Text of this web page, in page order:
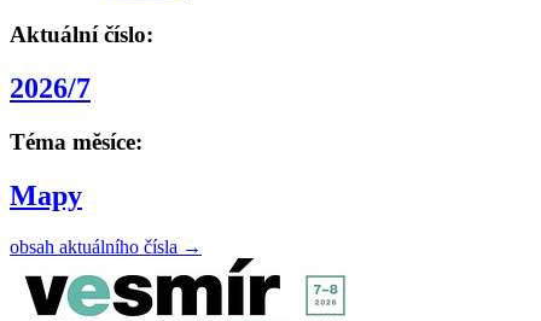
Aktuální číslo:
2026/7
Téma měsíce:
Mapy
obsah aktuálního čísla →